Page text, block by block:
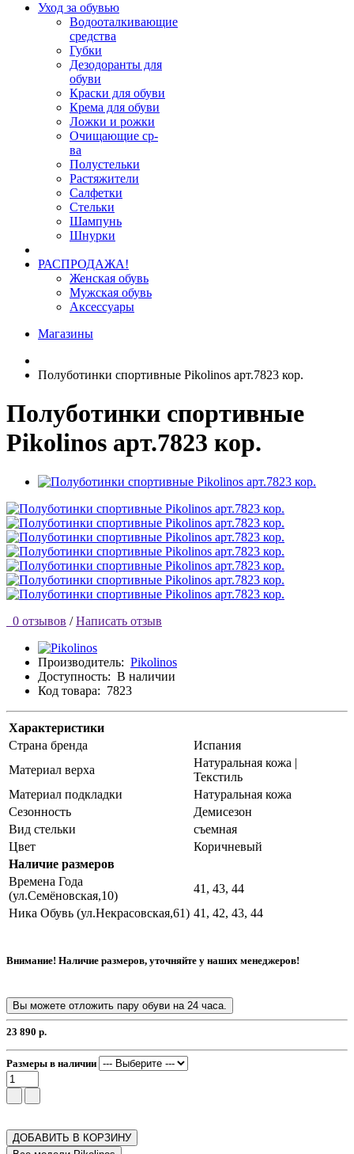
Уход за обувью
Водооталкивающие
средства
Губки
Дезодоранты для
обуви
Краски для обуви
Крема для обуви
Ложки и рожки
Очищающие ср-
ва
Полустельки
Растяжители
Салфетки
Стельки
Шампунь
Шнурки
РАСПРОДАЖА!
Женская обувь
Мужская обувь
Аксессуары
Магазины
Полуботинки спортивные Pikolinos арт.7823 кор.
Полуботинки спортивные
Pikolinos арт.7823 кор.
0 отзывов / Написать отзыв
Производитель: Pikolinos
Доступность: В наличии
Код товара: 7823
Характеристики
Страна бренда
Испания
Материал верха
Натуральная кожа |
Текстиль
Материал подкладки
Натуральная кожа
Сезонность
Демисезон
Вид стельки
съемная
Цвет
Коричневый
Наличие размеров
Времена Года
(ул.Семёновская,10)
41, 43, 44
Ника Обувь (ул.Некрасовская,61) 41, 42, 43, 44
Внимание! Наличие размеров, уточняйте у наших менеджеров!
Вы можете отложить пару обуви на 24 часа.
23 890 р.
Размеры в наличии
ДОБАВИТЬ В КОРЗИНУ